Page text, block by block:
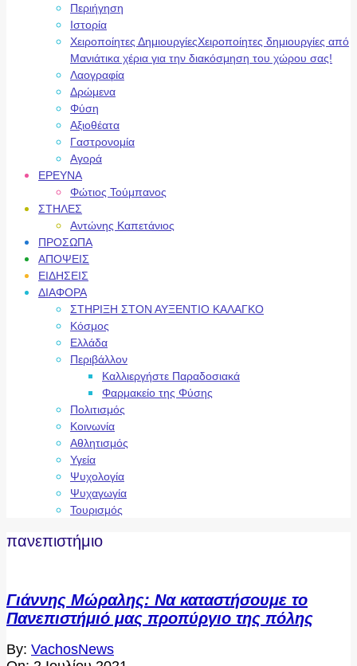
Περιήγηση
Ιστορία
Χειροποίητες ΔημιουργίεςΧειροποίητες δημιουργίες από
Μανιάτικα χέρια για την διακόσμηση του χώρου σας!
Λαογραφία
Δρώμενα
Φύση
Αξιοθέατα
Γαστρονομία
Αγορά
ΕΡΕΥΝΑ
Φώτιος Τούμπανος
ΣΤΗΛΕΣ
Αντώνης Καπετάνιος
ΠΡΟΣΩΠΑ
ΑΠΟΨΕΙΣ
ΕΙΔΗΣΕΙΣ
ΔΙΑΦΟΡΑ
ΣΤΗΡΙΞΗ ΣΤΟΝ ΑΥΞΕΝΤΙΟ ΚΑΛΑΓΚΟ
Κόσμος
Ελλάδα
Περιβάλλον
Καλλιεργήστε Παραδοσιακά
Φαρμακείο της Φύσης
Πολιτισμός
Κοινωνία
Αθλητισμός
Υγεία
Ψυχολογία
Ψυχαγωγία
Τουρισμός
πανεπιστήμιο
Γιάννης Μώραλης: Να καταστήσουμε το
Πανεπιστήμιό μας προπύργιο της πόλης
2021-
By: VachosNews